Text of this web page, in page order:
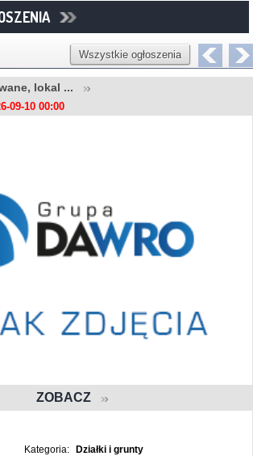
Wszystkie ogłoszenia
lokal ...
09-10 00:00
ZOBACZ
Kategoria:
Działki i grunty